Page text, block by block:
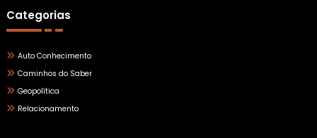
Categorias
Auto Conhecimento
Caminhos do Saber
Geopolítica
Relacionamento